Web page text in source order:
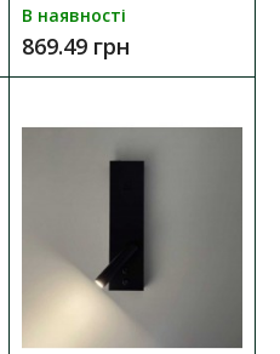
В закладки
В наявності
869.49 грн